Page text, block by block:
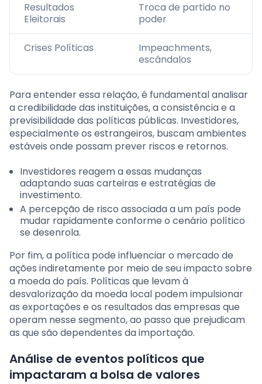
Resultados
Eleitorais
Troca de partido no
poder
Crises Políticas
Impeachments,
escândalos
Para entender essa relação, é fundamental analisar
a credibilidade das instituições, a consistência e a
previsibilidade das políticas públicas. Investidores,
especialmente os estrangeiros, buscam ambientes
estáveis onde possam prever riscos e retornos.
Investidores reagem a essas mudanças
adaptando suas carteiras e estratégias de
investimento.
A percepção de risco associada a um país pode
mudar rapidamente conforme o cenário político
se desenrola.
Por fim, a política pode influenciar o mercado de
ações indiretamente por meio de seu impacto sobre
a moeda do país. Políticas que levam à
desvalorização da moeda local podem impulsionar
as exportações e os resultados das empresas que
operam nesse segmento, ao passo que prejudicam
as que são dependentes da importação.
Análise de eventos políticos que
impactaram a bolsa de valores